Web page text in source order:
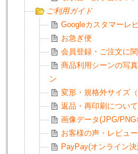
ご利用ガイド
Googleカスタマーレ
お急ぎ便
会員登録・ご注文に
商品利用シーンの写
ン
変形・規格外サイズ（
返品・再印刷について
画像データ(JPG/
お客様の声・レビュー
PayPay(オンライン決